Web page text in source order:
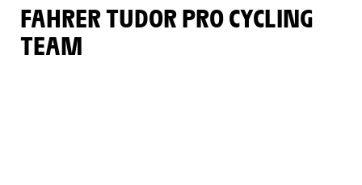
FAHRER TUDOR PRO CYCLING
TEAM